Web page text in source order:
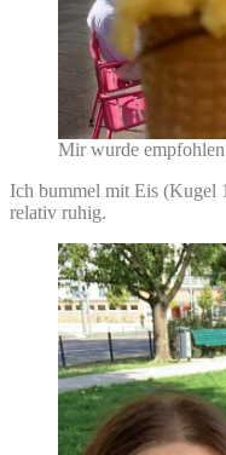
Mir wurde
Ich bummel mit Eis (Kugel
relativ ruhig.